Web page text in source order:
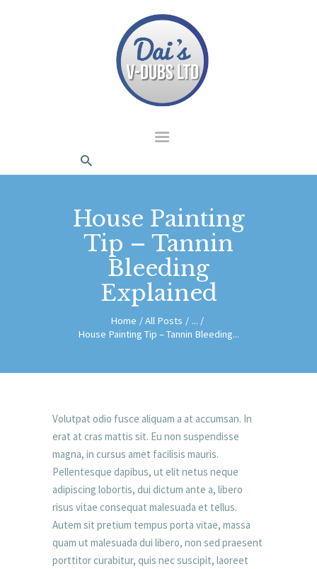
House Painting
Tip – Tannin
Bleeding
Explained
Home All Posts
...
House Painting Tip – Tannin Bleeding...
dais Vdubs
DAIS VDUBS
ABOUT US
CONTACT
Volutpat odio fusce aliquam a at accumsan. In
erat at cras mattis sit. Eu non suspendisse
magna, in cursus amet facilisis mauris.
Pellentesque dapibus, ut elit netus neque
adipiscing lobortis, dui dictum ante a, libero
risus vitae consequat malesuada et tellus.
Autem sit pretium tempus porta vitae, massa
quam ut malesuada dui libero, non sed praesent
porttitor curabitur, quis nec suscipit, laoreet